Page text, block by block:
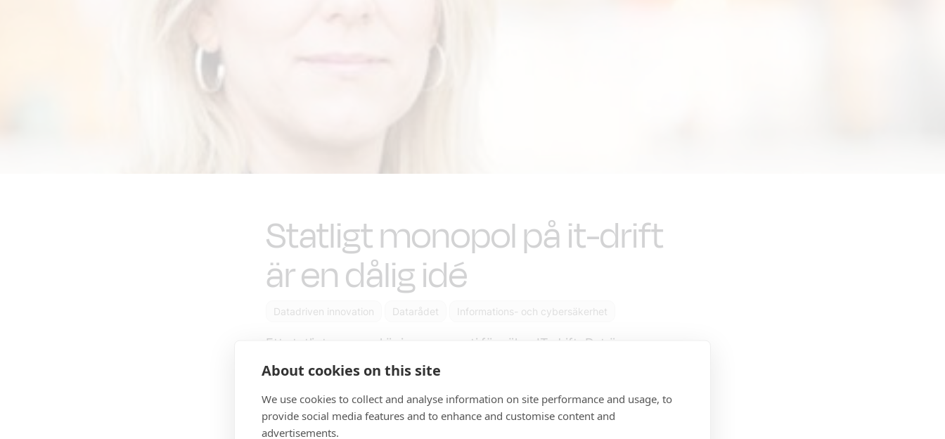
Statligt monopol på it-drift
är en dålig idé
Datadriven innovation Datarådet Informations- och cybersäkerhet
Ett statligt monopol är ingen garanti för säker IT-drift. Det är snarare
ett hinder för innovationer och effektiv användning av resurserna,
Dagens Samhälle.
Att regeringen med digitaliseringens hjälp vill stärka säkerheten och
About cookies on this site
We use cookies to collect and analyse information on site performance and usage, to
provide social media features and to enhance and customise content and
advertisements.